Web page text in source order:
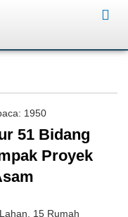
1950
51 Bidang
Proyek